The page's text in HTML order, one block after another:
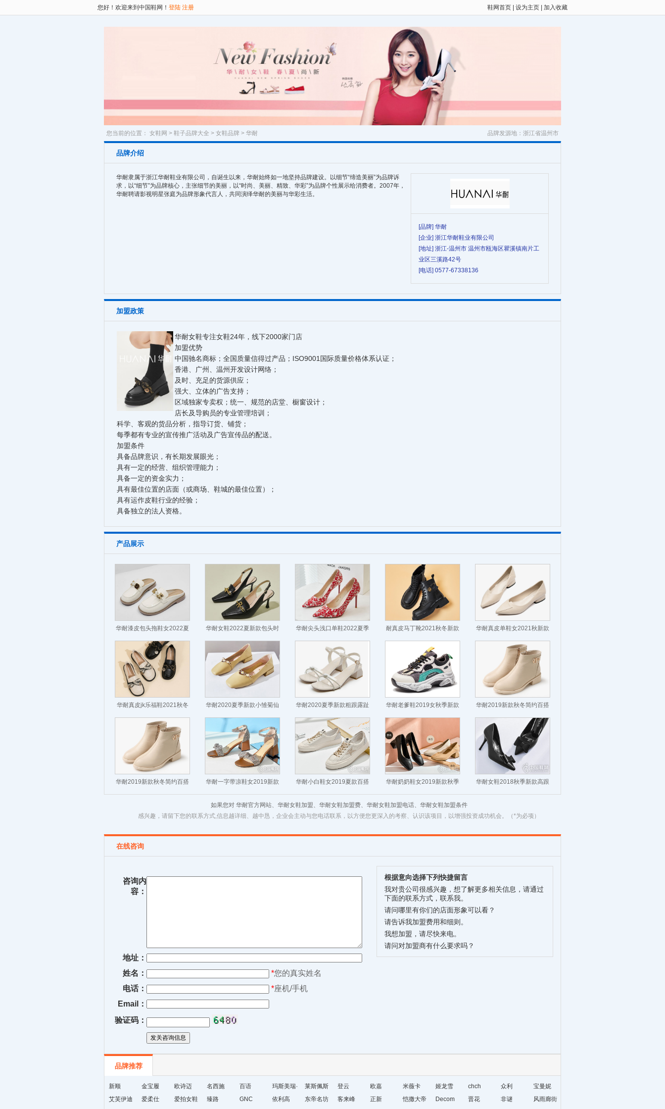
鞋网首页 设为主页 加入收藏
您好！欢迎来到中国鞋网！ 登陆 注册
品牌发源地：浙江省温州市
您当前的位置： 女鞋网 > 鞋子品牌大全 > 女鞋品牌 > 华耐
品牌介绍
[品牌] 华耐
[企业] 浙江华耐鞋业有限公司
[地址] 浙江-温州市 温州市瓯海区瞿溪镇南片工
业区三溪路42号
[电话] 0577-67338136
华耐隶属于浙江华耐鞋业有限公司，自诞生以来，华耐始终如一地坚持品牌建设。以细节“缔造美丽”为品牌诉
求，以“细节”为品牌核心，主张细节的美丽，以“时尚、美丽、精致、华彩”为品牌个性展示给消费者。2007年，
华耐聘请影视明星张庭为品牌形象代言人，共同演绎华耐的美丽与华彩生活。
加盟政策
华耐女鞋专注女鞋24年，线下2000家门店
加盟优势
中国驰名商标；全国质量信得过产品；ISO9001国际质量价格体系认证；
香港、广州、温州开发设计网络；
及时、充足的货源供应；
强大、立体的广告支持；
区域独家专卖权；统一、规范的店堂、橱窗设计；
店长及导购员的专业管理培训；
科学、客观的货品分析，指导订货、铺货；
每季都有专业的宣传推广活动及广告宣传品的配送。
加盟条件
具备品牌意识，有长期发展眼光；
具有一定的经营、组织管理能力；
具备一定的资金实力；
具有最佳位置的店面（或商场、鞋城的最佳位置）；
具有运作皮鞋行业的经验；
具备独立的法人资格。
产品展示
华耐漆皮包头拖鞋女2022夏
新款通勤懒人半拖鞋
华耐女鞋2022夏新款包头时
装凉鞋女纯色后空方头单鞋
华耐尖头浅口单鞋2022夏季
新款女鞋通勤细跟高跟鞋
耐真皮马丁靴2021秋冬新款
厚底中跟复古英伦短靴
华耐真皮单鞋女2021秋新款
方头浅口软皮通勤舒适
华耐真皮jk乐福鞋2021秋冬
复古英伦中跟厚底小皮鞋
华耐2020夏季新款小雏菊仙
女风低跟女鞋
华耐2020夏季新款粗跟露趾
一字带凉鞋
华耐老爹鞋2019女秋季新款
网红厚底
华耐2019新款秋冬简约百搭
短靴
华耐2019新款秋冬简约百搭
短靴
华耐一字带凉鞋女2019新款
夏季百搭
华耐小白鞋女2019夏款百搭
基础休闲板鞋
华耐奶奶鞋女2019新款秋季
方头简约
华耐女鞋2018秋季新款高跟
鞋
如果您对 华耐官方网站、华耐女鞋加盟、华耐女鞋加盟费、华耐女鞋加盟电话、华耐女鞋加盟条件
感兴趣，请留下您的联系方式,信息越详细、越中恳，企业会主动与您电话联系，以方便您更深入的考察、认识该项目，以增强投资成功机会。（*为必项）
在线咨询
咨询内
容：
地址：
姓名：
*您的真实姓名
电话：
*座机/手机
Email：
验证码：
根据意向选择下列快捷留言
我对贵公司很感兴趣，想了解更多相关信息，请通过
下面的联系方式，联系我。
请问哪里有你们的店面形象可以看？
请告诉我加盟费用和细则。
我想加盟，请尽快来电。
请问对加盟商有什么要求吗？
品牌推荐
新顺 金宝履 欧诗迈 名西施 百语
玛斯美瑞·
琳
莱斯佩斯 登云 欧嘉 米薇卡 姬龙雪 chch 众利
宝曼妮
艾芙伊迪
爱柔仕 爱拍女鞋 臻路 GNC 依利高 东帝名坊 客来峰 正新 恺撒大帝 Decom 晋花 非谜
风雨廊街